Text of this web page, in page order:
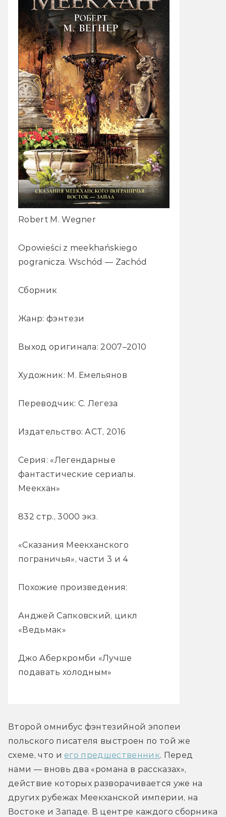
Robert M. Wegner
Opowieści z meekhańskiego
pogranicza. Wschód — Zachód
Сборник
Жанр: фэнтези
Выход оригинала: 2007–2010
Художник: М. Емельянов
Переводчик: С. Легеза
Издательство: АСТ, 2016
Серия: «Легендарные
фантастические сериалы.
Меекхан»
832 стр., 3000 экз.
«Сказания Меекханского
пограничья», части 3 и 4
Похожие произведения:
Анджей Сапковский, цикл
«Ведьмак»
Джо Аберкромби «Лучше
подавать холодным»
Второй омнибус фэнтезийной эпопеи
польского писателя выстроен по той же
схеме, что и его предшественник. Перед
нами — вновь два «романа в рассказах»,
действие которых разворачивается уже на
других рубежах Меекханской империи, на
Востоке и Западе. В центре каждого сборника